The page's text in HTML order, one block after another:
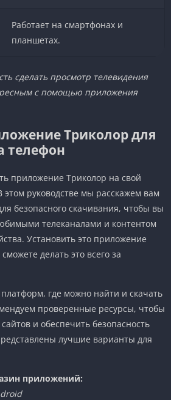
Работает на смартфонах и
планшетах.
сделать просмотр телевидения
с помощью приложения
Триколор для
телефон
приложение Триколор на свой
руководстве мы расскажем вам
безопасного скачивания, чтобы вы
телеканалами и контентом
Установить это приложение
делать это всего за
где можно найти и скачать
проверенные ресурсы, чтобы
и обеспечить безопасность
лучшие варианты для
приложений: